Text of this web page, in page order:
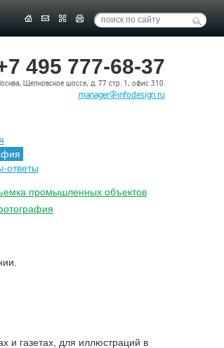
495 777-68-37
Щелковское шоссе, д. 77 стр. 1, офис 310.
manager@infodesign.ru
ответы
промышленных объектов
и газетах, для иллюстраций в